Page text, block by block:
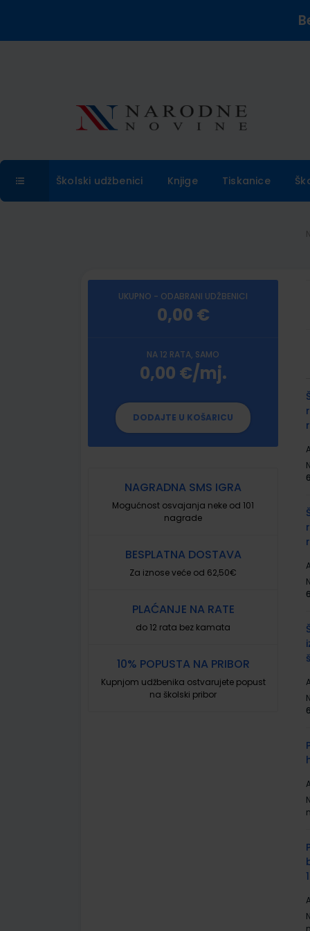
Školski udžbenici Knjige Tiskanice
UKUPNO - ODABRANI UDŽBENICI
0,00 €
NA 12 RATA, SAMO
0,00 €/mj.
DODAJTE U KOŠARICU
NAGRADNA SMS IGRA
Mogućnost osvajanja neke od 101
nagrade
BESPLATNA DOSTAVA
Za iznose veće od 62,50€
PLAĆANJE NA RATE
do 12 rata bez kamata
10% POPUSTA NA PRIBOR
Kupnjom udžbenika ostvarujete popust
na školski pribor